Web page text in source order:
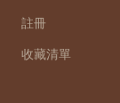
註冊
收藏清單